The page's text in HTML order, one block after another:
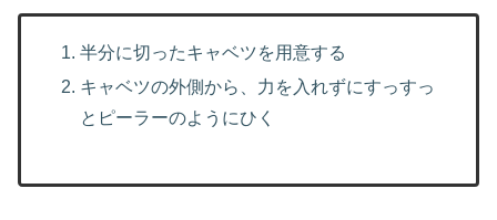
半分に切ったキャベツを用意する
キャベツの外側から、力を入れずにすっすっ
とピーラーのようにひく